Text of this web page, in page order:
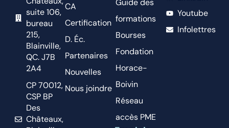
suite 106,
bureau
215,
Blainville,
QC. J7B
2A4
CP 70012,
CSP BP
Des
Châteaux,
CA
Certification
D. Éc.
Partenaires
Nouvelles
Nous joindre
Guide des
formations
Bourses
Fondation
Horace-
Boivin
Réseau
accès PME
Youtube
Infolettres